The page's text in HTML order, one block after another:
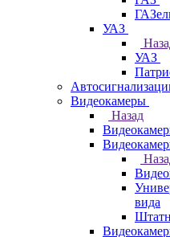
УАЗ
УАЗ
Видеокамеры
Назад
вида